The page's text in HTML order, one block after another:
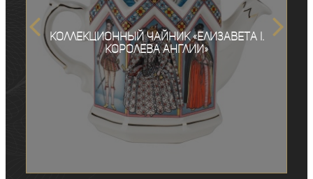
Коллекционный чайник «Елизавета I.
Королева Англии»